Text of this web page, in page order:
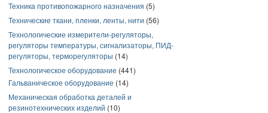
Техника противопожарного назначения (5)
Технические ткани, пленки, ленты, нити (56)
Технологические измерители-регуляторы,
регуляторы температуры, сигнализаторы, ПИД-
регуляторы, терморегуляторы (14)
Технологическое оборудование (441)
Гальваническое оборудование (14)
Механическая обработка деталей и
резинотехнических изделий (10)